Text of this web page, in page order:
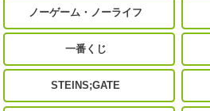
ノーゲーム・ノーライフ
一番くじ
STEINS;GATE